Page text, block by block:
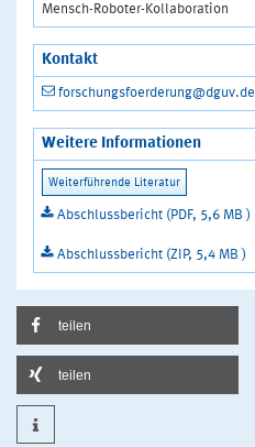
Mensch-Roboter-Kollaboration
Kontakt
forschungsfoerderung@dguv.de
Weitere Informationen
Abschlussbericht (PDF, 5,6 MB )
Abschlussbericht (ZIP, 5,4 MB )
teilen
teilen